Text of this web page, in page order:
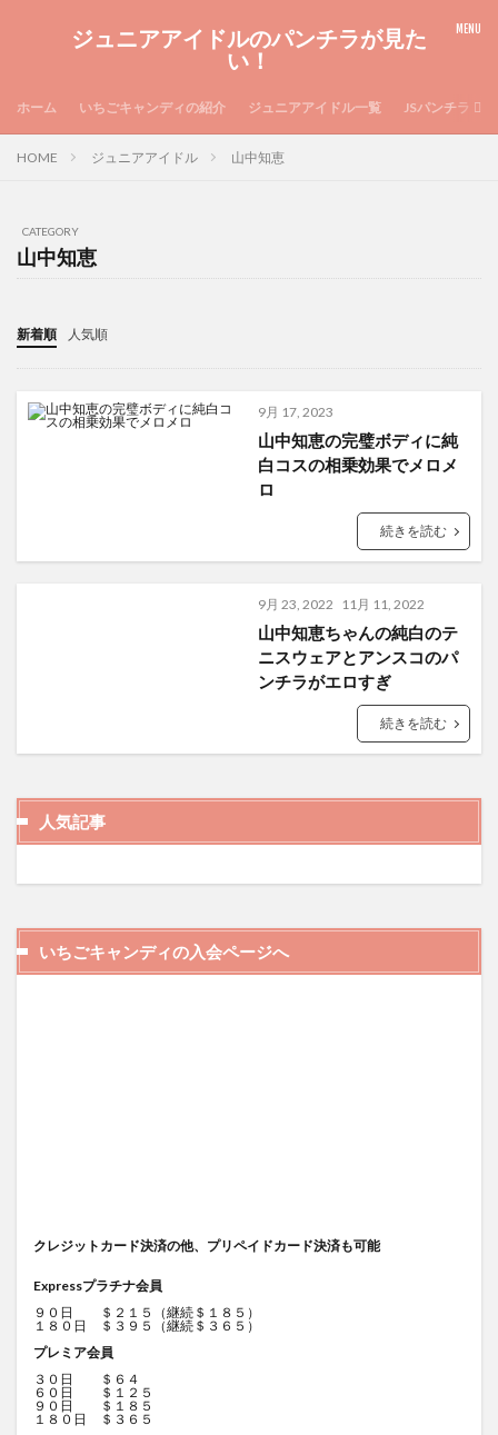
ジュニアアイドルのパンチラが見た
い！
ホーム いちごキャンディの紹介 ジュニアアイドル一覧 JSパンチラ
HOME ジュニアアイドル 山中知恵
CATEGORY
山中知恵
新着順 人気順
9月 17, 2023
山中知恵の完璧ボディに純
白コスの相乗効果でメロメ
ロ
続きを読む
9月 23, 2022 11月 11, 2022
山中知恵ちゃんの純白のテ
ニスウェアとアンスコのパ
ンチラがエロすぎ
続きを読む
人気記事
いちごキャンディの入会ページへ
クレジットカード決済の他、プリペイドカード決済も可能
Expressプラチナ会員
９０日 ＄２１５（継続＄１８５）
１８０日 ＄３９５（継続＄３６５）
プレミア会員
３０日 ＄６４
６０日 ＄１２５
９０日 ＄１８５
１８０日 ＄３６５